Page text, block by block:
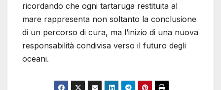
ricordando che ogni tartaruga restituita al
mare rappresenta non soltanto la conclusione
di un percorso di cura, ma l’inizio di una nuova
responsabilità condivisa verso il futuro degli
oceani.